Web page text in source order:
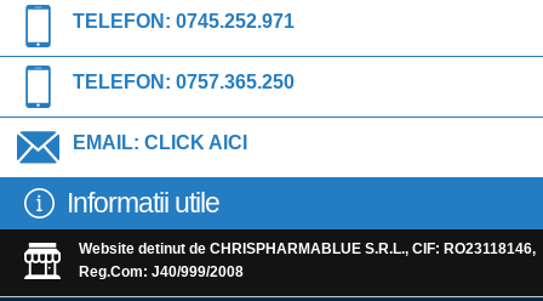
TELEFON: 0745.252.971
TELEFON: 0757.365.250
EMAIL: CLICK AICI
Informatii utile
Website detinut de CHRISPHARMABLUE S.R.L., CIF: RO23118146,
Reg.Com: J40/999/2008